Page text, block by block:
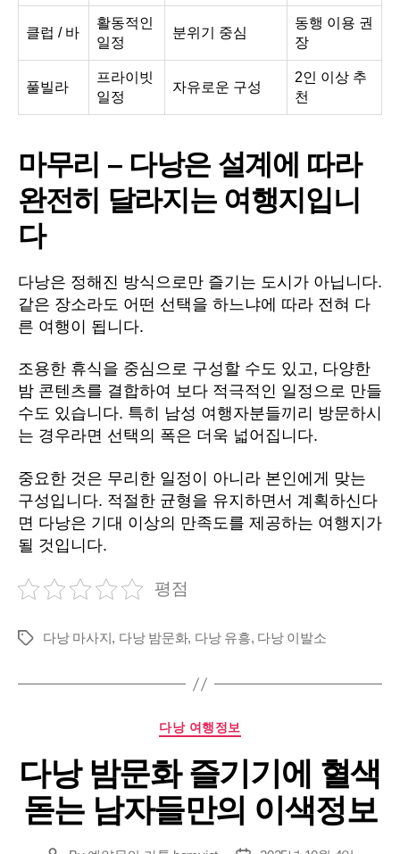
클럽 / 바
활동적인
일정
분위기 중심
동행 이용 권
장
풀빌라
프라이빗
일정
자유로운 구성
2인 이상 추
천
마무리 – 다낭은 설계에 따라
완전히 달라지는 여행지입니
다
다낭은 정해진 방식으로만 즐기는 도시가 아닙니다.
같은 장소라도 어떤 선택을 하느냐에 따라 전혀 다
른 여행이 됩니다.
조용한 휴식을 중심으로 구성할 수도 있고, 다양한
밤 콘텐츠를 결합하여 보다 적극적인 일정으로 만들
수도 있습니다. 특히 남성 여행자분들끼리 방문하시
는 경우라면 선택의 폭은 더욱 넓어집니다.
중요한 것은 무리한 일정이 아니라 본인에게 맞는
구성입니다. 적절한 균형을 유지하면서 계획하신다
면 다낭은 기대 이상의 만족도를 제공하는 여행지가
될 것입니다.
평점
Tags 다낭 마사지 , 다낭 밤문화, 다낭 유흥, 다낭 이발소
Categories
다낭 여행정보
다낭 밤문화 즐기기에 혈색
돋는 남자들만의 이색정보